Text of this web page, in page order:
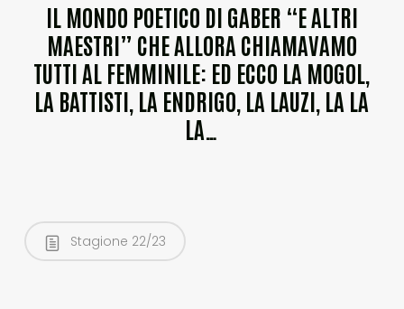
IL MONDO POETICO DI GABER “E ALTRI
MAESTRI” CHE ALLORA CHIAMAVAMO
TUTTI AL FEMMINILE: ED ECCO LA MOGOL,
LA BATTISTI, LA ENDRIGO, LA LAUZI, LA LA
LA…
Stagione 22/23